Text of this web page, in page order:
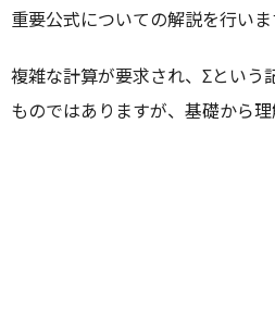
重要公式についての解説を行いま
複雑な計算が要求され、Σという
ものではありますが、基礎から理